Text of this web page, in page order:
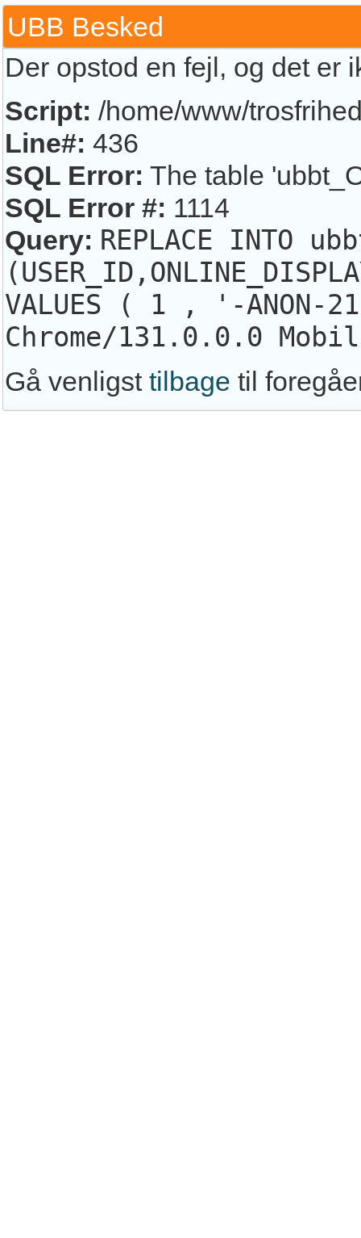
UBB Besked
Der opstod en fejl, og det
Script: /home/www/
Line#: 436
SQL Error: The table
SQL Error #: 1114
Query: REPLACE INTO
VALUES ( 1 , '-
Chrome/131.0.0.0
Gå venligst tilbage til